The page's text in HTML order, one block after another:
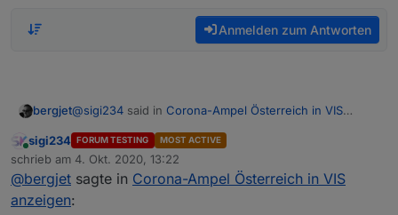
Anmelden zum Antworten
bergjet@sigi234 said in Corona-Ampel Österreich in VIS
@liv-in-sky
Hallo, gibt es auch einen Suchwert für eine
Suche dir die GKZ heraus. Das ist sicherer, da die
Namen schon öfters geändert wurden (Groß-
Online
sigi234 FORUM TESTING MOST ACTIVE
schrieb am 4. Okt. 2020, 13:22
zuletzt editiert von
@bergjet sagte in Corona-Ampel Österreich in VIS
anzeigen: